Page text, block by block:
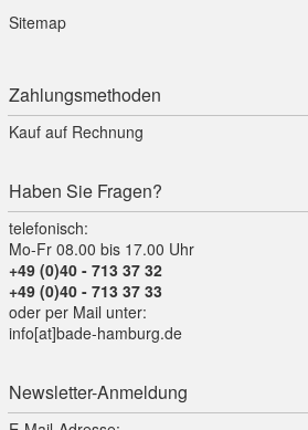
Sitemap
Zahlungsmethoden
Kauf auf Rechnung
Haben Sie Fragen?
telefonisch:
Mo-Fr 08.00 bis 17.00 Uhr
+49 (0)40 - 713 37 32
+49 (0)40 - 713 37 33
oder per Mail unter:
info[at]bade-hamburg.de
Newsletter-Anmeldung